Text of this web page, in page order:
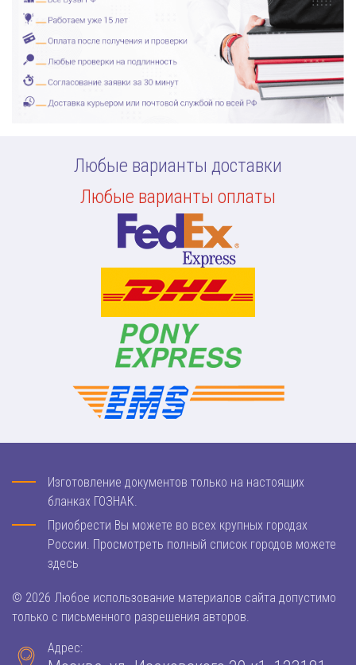
Любые варианты доставки
Любые варианты оплаты
Изготовление документов только на настоящих
бланках ГОЗНАК.
Приобрести Вы можете во всех крупных городах
России. Просмотреть полный список городов можете
здесь
© 2026 Любое использование материалов сайта допустимо
только с письменного разрешения авторов.
Адрес: